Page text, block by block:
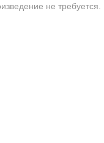
не требуется.